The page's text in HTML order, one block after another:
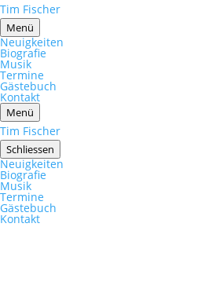
Tim Fischer
Menü
Neuigkeiten
Biografie
Musik
Termine
Gästebuch
Kontakt
Menü
Tim Fischer
Schliessen
Neuigkeiten
Biografie
Musik
Termine
Gästebuch
Kontakt